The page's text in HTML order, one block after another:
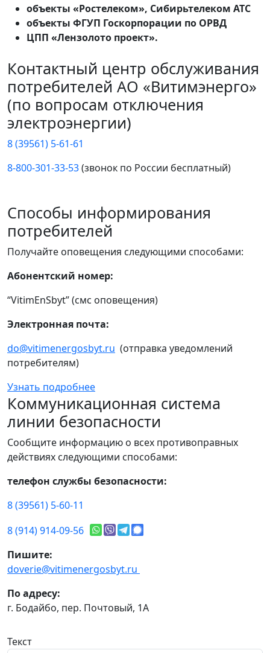
объекты «Ростелеком», Сибирьтелеком АТС
объекты ФГУП Госкорпорации по ОРВД
ЦПП «Лензолото проект».
Контактный центр обслуживания
потребителей АО «Витимэнерго»
(по вопросам отключения
электроэнергии)
8 (39561) 5-61-61
8-800-301-33-53(звонок по России бесплатный)
Способы информирования
потребителей
Получайте оповещения следующими способами:
Абонентский номер:
“VitimEnSbyt” (смс оповещения)
Электронная почта:
do@vitimenergosbyt.ru (отправка уведомлений
потребителям)
Узнать подробнее
Коммуникационная система
линии безопасности
Сообщите информацию о всех противоправных
действиях следующими способами:
телефон службы безопасности:
8 (39561) 5-60-11
8 (914) 914-09-56
Пишите:
doverie@vitimenergosbyt.ru
По адресу:
г. Бодайбо, пер. Почтовый, 1А
Текст